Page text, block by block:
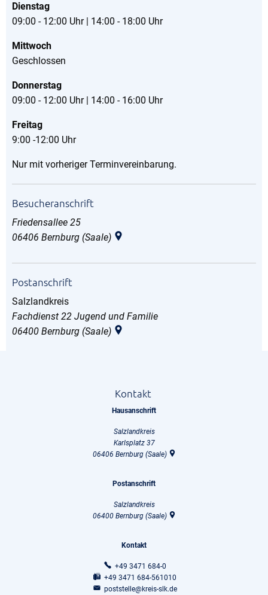
Dienstag
09:00 - 12:00 Uhr | 14:00 - 18:00 Uhr
Mittwoch
Geschlossen
Donnerstag
09:00 - 12:00 Uhr | 14:00 - 16:00 Uhr
Freitag
9:00 -12:00 Uhr
Nur mit vorheriger Terminvereinbarung.
Besucheranschrift
Friedensallee 25
06406 Bernburg (Saale)
Postanschrift
Salzlandkreis
Fachdienst 22 Jugend und Familie
06400 Bernburg (Saale)
Kontakt
Hausanschrift
Salzlandkreis
Karlsplatz 37
06406 Bernburg (Saale)
Postanschrift
Salzlandkreis
06400 Bernburg (Saale)
Kontakt
+49 3471 684-0
+49 3471 684-561010
poststelle@kreis-slk.de